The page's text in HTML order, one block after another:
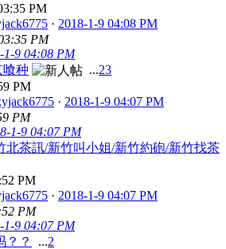
PM
· 2018-1-9 04:08 PM
PM
1-9 04:08 PM
喰种
...23
PM
· 2018-1-9 04:07 PM
PM
1-9 04:07 PM
北茶訊/新竹叫小姐/新竹約砲/新竹找茶
PM
· 2018-1-9 04:07 PM
PM
1-9 04:07 PM
？？
...2